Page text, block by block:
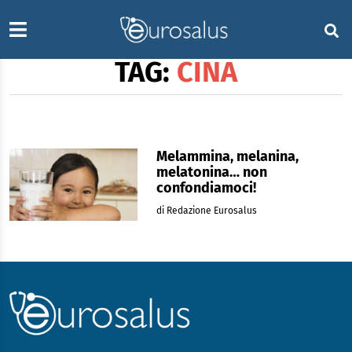
TAG: CINA
Melammina, melanina,
melatonina… non
confondiamoci!
di Redazione Eurosalus